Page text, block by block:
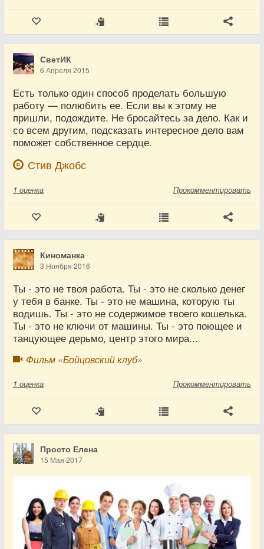
СветИК
6 Апреля 2015
Есть только один способ проделать большую
работу — полюбить ее. Если вы к этому не
пришли, подождите. Не бросайтесь за дело. Как и
со всем другим, подсказать интересное дело вам
поможет собственное сердце.
Стив Джобс
1 оценка Прокомментировать
Киноманка
3 Ноября 2016
Ты - это не твоя работа. Ты - это не сколько денег
у тебя в банке. Ты - это не машина, которую ты
водишь. Ты - это не содержимое твоего кошелька.
Ты - это не ключи от машины. Ты - это поющее и
танцующее дерьмо, центр этого мира...
Фильм «Бойцовский клуб»
1 оценка Прокомментировать
Просто Елена
15 Мая 2017